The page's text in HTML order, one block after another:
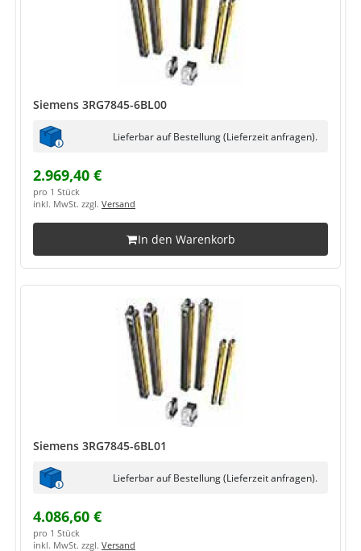
Siemens 3RG7845-6BL00
Lieferbar auf Bestellung (Lieferzeit anfragen).
2.969,40 €
pro 1 Stück
inkl. MwSt. zzgl. Versand
In den Warenkorb
Siemens 3RG7845-6BL01
Lieferbar auf Bestellung (Lieferzeit anfragen).
4.086,60 €
pro 1 Stück
inkl. MwSt. zzgl. Versand